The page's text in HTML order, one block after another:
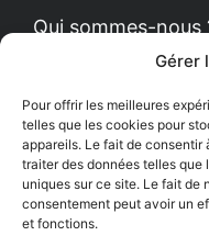
Gérer
Pour offrir les meilleures
telles que les cookies pour
appareils. Le fait de consentir
traiter des données telles que
uniques sur ce site. Le fait de
consentement peut avoir un
et fonctions.
Qui sommes-nous
Politique de
Le Petit News